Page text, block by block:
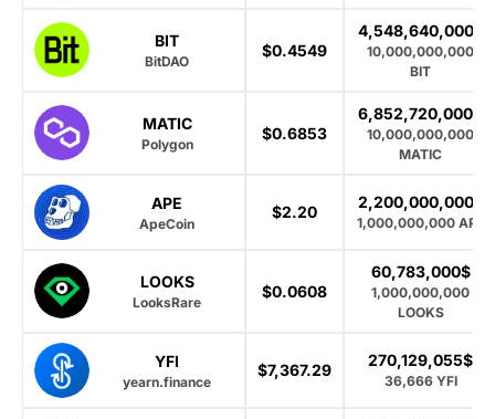
BIT
BitDAO
$0.4549
4,548,640,000$
10,000,000,000
BIT
MATIC
Polygon
$0.6853
6,852,720,000$
10,000,000,000
MATIC
APE
ApeCoin
$2.20
2,200,000,000$
1,000,000,000 APE
LOOKS
LooksRare
$0.0608
60,783,000$
1,000,000,000
LOOKS
YFI
yearn.finance
$7,367.29
270,129,055$
36,666 YFI